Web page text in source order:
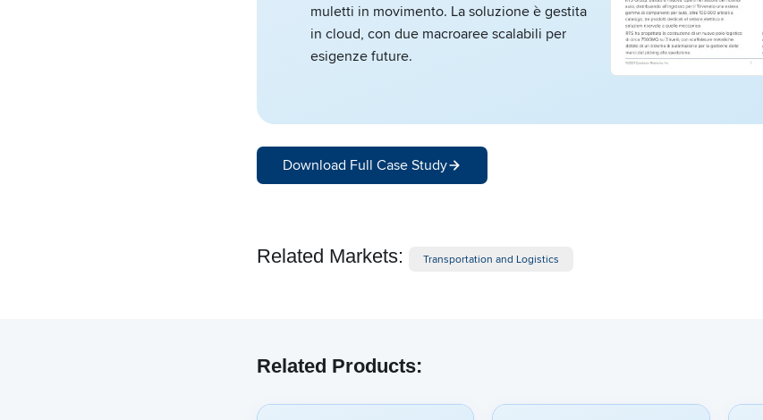
muletti in movimento. La soluzione è gestita
in cloud, con due macroaree scalabili per
esigenze future.
Download Full Case Study
Related Markets: Transportation and Logistics
Related Products: